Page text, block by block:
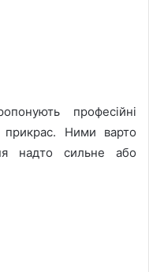
професійні
Ними варто
надто сильне або